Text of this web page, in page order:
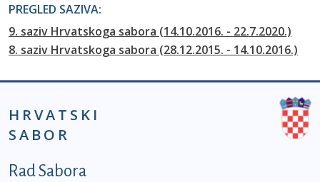
PREGLED SAZIVA:
9. saziv Hrvatskoga sabora (14.10.2016. - 22.7.2020.)
8. saziv Hrvatskoga sabora (28.12.2015. - 14.10.2016.)
HRVATSKI
SABOR
Podnožje prvi izbornik
Rad Sabora